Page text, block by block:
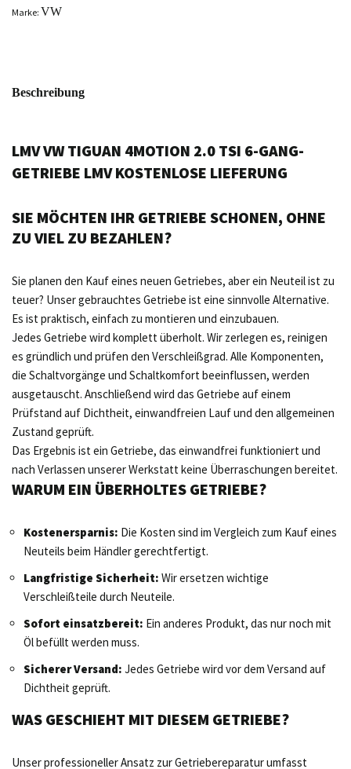
Marke: VW
Beschreibung
LMV VW TIGUAN 4MOTION 2.0 TSI 6-GANG-
GETRIEBE LMV KOSTENLOSE LIEFERUNG
SIE MÖCHTEN IHR GETRIEBE SCHONEN, OHNE
ZU VIEL ZU BEZAHLEN?
Sie planen den Kauf eines neuen Getriebes, aber ein Neuteil ist zu
teuer? Unser gebrauchtes Getriebe ist eine sinnvolle Alternative.
Es ist praktisch, einfach zu montieren und einzubauen.
Jedes Getriebe wird komplett überholt. Wir zerlegen es, reinigen
es gründlich und prüfen den Verschleißgrad. Alle Komponenten,
die Schaltvorgänge und Schaltkomfort beeinflussen, werden
ausgetauscht. Anschließend wird das Getriebe auf einem
Prüfstand auf Dichtheit, einwandfreien Lauf und den allgemeinen
Zustand geprüft.
Das Ergebnis ist ein Getriebe, das einwandfrei funktioniert und
nach Verlassen unserer Werkstatt keine Überraschungen bereitet.
WARUM EIN ÜBERHOLTES GETRIEBE?
Kostenersparnis: Die Kosten sind im Vergleich zum Kauf eines
Neuteils beim Händler gerechtfertigt.
Langfristige Sicherheit: Wir ersetzen wichtige
Verschleißteile durch Neuteile.
Sofort einsatzbereit: Ein anderes Produkt, das nur noch mit
Öl befüllt werden muss.
Sicherer Versand: Jedes Getriebe wird vor dem Versand auf
Dichtheit geprüft.
WAS GESCHIEHT MIT DIESEM GETRIEBE?
Unser professioneller Ansatz zur Getriebereparatur umfasst